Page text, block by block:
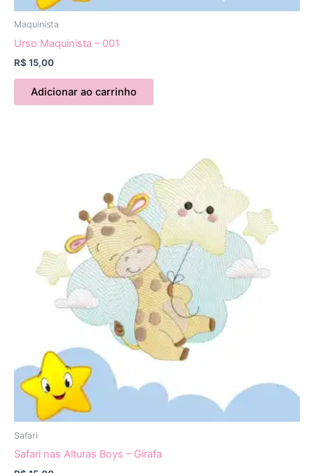
Maquinista
Urso Maquinista – 001
R$ 15,00
Adicionar ao carrinho
Safari
Safari nas Alturas Boys – Girafa